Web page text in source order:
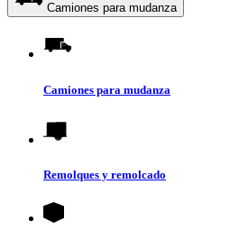
Camiones para mudanza
Camiones para mudanza
Remolques y remolcado